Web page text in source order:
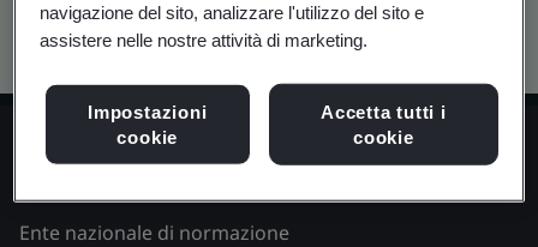
Kitemark advanced search
Ente nazionale di normazione
navigazione del sito, analizzare l'utilizzo del sito e
assistere nelle nostre attività di marketing.
Impostazioni
cookie
Accetta tutti i
cookie